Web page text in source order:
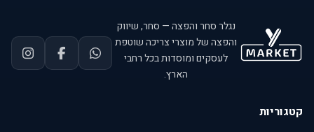
נגלר סחר והפצה — סחר, שיווק
והפצה של מוצרי צריכה שוטפת
לעסקים ומוסדות בכל רחבי
הארץ.
קטגוריות